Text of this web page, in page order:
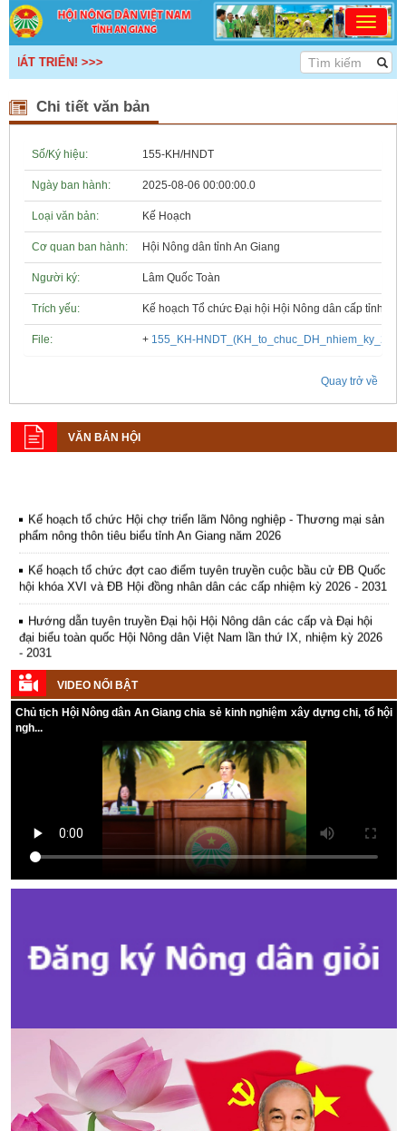
TRIỂN! >>>
Chi tiết văn bản
Số/Ký hiệu: 155-KH/HNDT
Ngày ban hành: 2025-08-06 00:00:00.0
Loại văn bản: Kế Hoạch
Cơ quan ban hành: Hội Nông dân tỉnh An Giang
Người ký: Lâm Quốc Toàn
Trích yếu: Kế hoạch Tổ chức Đại hội Hội Nông dân cấp tỉnh,
File: + 155_KH-
Quay trở về
VĂN BẢN HỘI
Kế hoạch tổ chức Hội chợ triển lãm Nông nghiệp - Thương mại sản
phẩm nông thôn tiêu biểu tỉnh An Giang năm 2026
Kế hoạch tổ chức đợt cao điểm tuyên truyền cuộc bầu cử ĐB Quốc
hội khóa XVI và ĐB Hội đồng nhân dân các cấp nhiệm kỳ 2026 - 2031
Hướng dẫn tuyên truyền Đại hội Hội Nông dân các cấp và Đại hội
đại biểu toàn quốc Hội Nông dân Việt Nam lần thứ IX, nhiệm kỳ 2026
- 2031
Hướng dẫn tuyên truyền cuộc bầu cử ĐB Quốc hội khóa XVI và ĐB
Hội đồng nhân dân các cấp nhiệm kỳ 2026 - 2031
Kế hoạch Tổ chức Đại hội Hội Nông dân cấp tỉnh, cấp xã nhiệm kỳ
VIDEO NỔI BẬT
Chủ tịch Hội Nông dân An Giang chia sẻ kinh nghiệm xây dựng chi, tổ hội
ngh...